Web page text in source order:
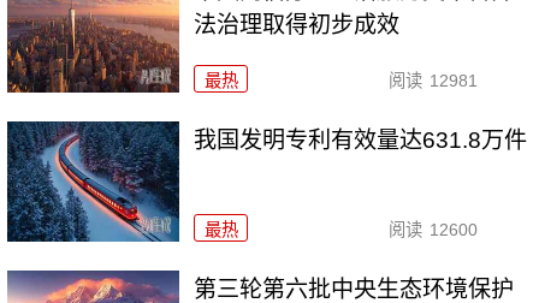
法治理取得初步成效
最热 阅读 12981
我国发明专利有效量达631.8万件
最热 阅读 12600
第三轮第六批中央生态环境保护